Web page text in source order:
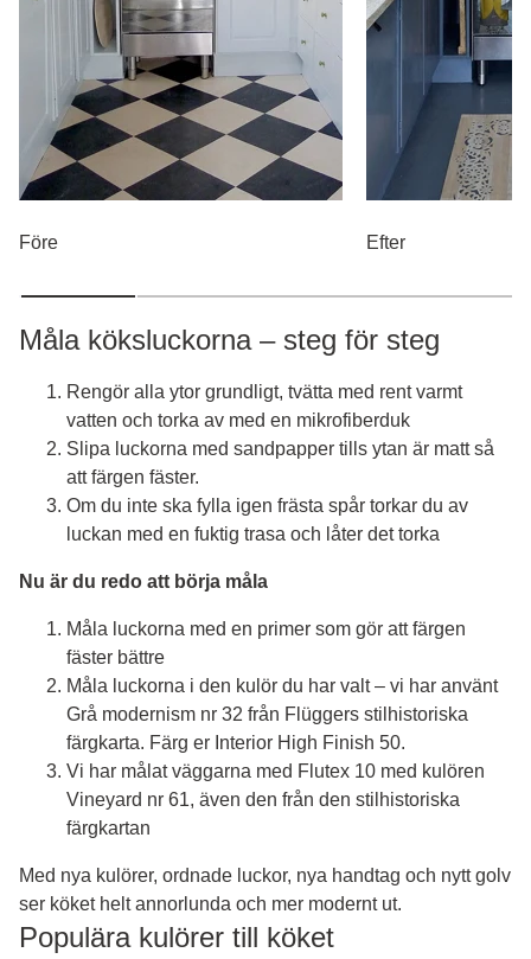
Före Efter
Måla köksluckorna – steg för steg
Rengör alla ytor grundligt, tvätta med rent varmt
vatten och torka av med en mikrofiberduk
Slipa luckorna med sandpapper tills ytan är matt så
att färgen fäster.
Om du inte ska fylla igen frästa spår torkar du av
luckan med en fuktig trasa och låter det torka
Nu är du redo att börja måla
Måla luckorna med en primer som gör att färgen
fäster bättre
Måla luckorna i den kulör du har valt – vi har använt
Grå modernism nr 32 från Flüggers stilhistoriska
färgkarta. Färg er Interior High Finish 50.
Vi har målat väggarna med Flutex 10 med kulören
Vineyard nr 61, även den från den stilhistoriska
färgkartan
Med nya kulörer, ordnade luckor, nya handtag och nytt golv
ser köket helt annorlunda och mer modernt ut.
Populära kulörer till köket